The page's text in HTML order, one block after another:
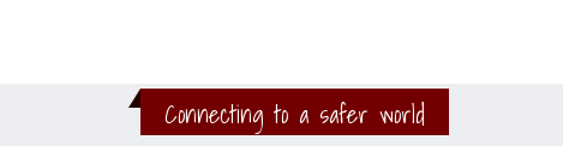
Connecting to a safer world